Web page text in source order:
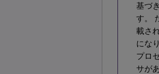
基づ
す。
載さ
にな
プロ
サが